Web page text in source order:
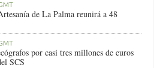
de La Palma reunirá a 48
por casi tres millones de euros
SCS